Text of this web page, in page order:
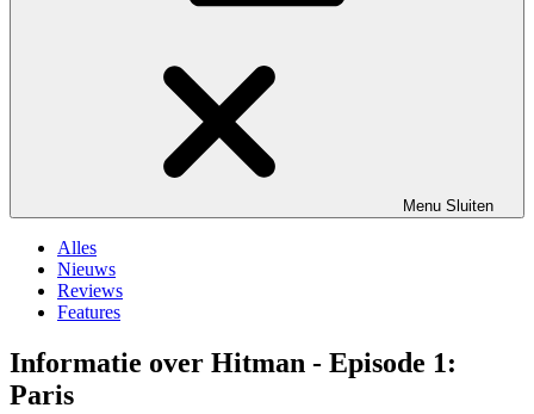
Menu Sluiten
Alles
Nieuws
Reviews
Features
Informatie over Hitman - Episode 1:
Paris